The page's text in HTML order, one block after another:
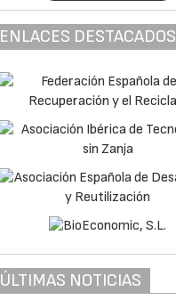
ENLACES DESTACADOS
ÚLTIMAS NOTICIAS